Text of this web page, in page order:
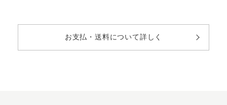
お支払・送料について詳しく